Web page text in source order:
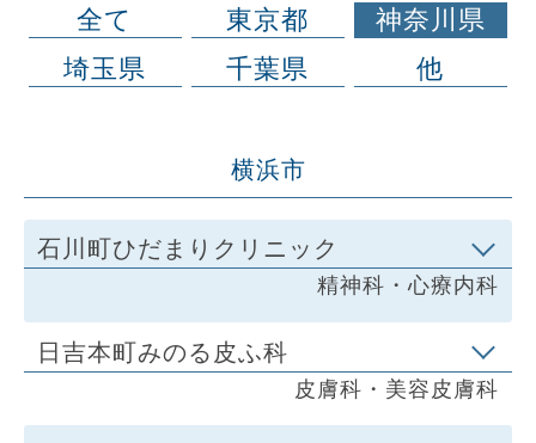
全て 東京都
神奈川県
埼玉県
千葉県 他
横浜市
石川町ひだまりクリニック
精神科・心療内科
日吉本町みのる皮ふ科
皮膚科・美容皮膚科